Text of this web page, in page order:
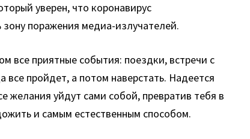
уверен, что коронавирус
поражения медиа-излучателей.
все приятные события: поездки, встречи с
пройдет, а потом наверстать. Надеется
желания уйдут сами собой, превратив тебя в
и самым естественным способом.